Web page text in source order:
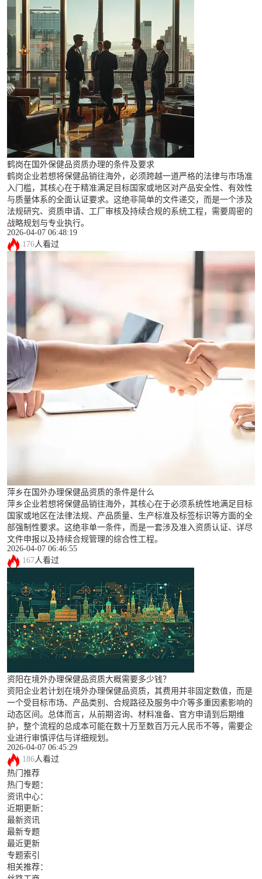
鹤岗在国外保健品资质办理的条件及要求
鹤岗企业若想将保健品销往海外，必须跨越一道严格的法律与市场准
入门槛，其核心在于精准满足目标国家或地区对产品安全性、有效性
与质量体系的全面认证要求。这绝非简单的文件递交，而是一个涉及
法规研究、资质申请、工厂审核及持续合规的系统工程，需要周密的
战略规划与专业执行。
2026-04-07 06:48:19
176人看过
萍乡在国外办理保健品资质的条件是什么
萍乡企业若想将保健品销往海外，其核心在于必须系统性地满足目标
国家或地区在法律法规、产品质量、生产标准及标签标识等方面的全
部强制性要求。这绝非单一条件，而是一套涉及准入资质认证、详尽
文件申报以及持续合规管理的综合性工程。
2026-04-07 06:46:55
167人看过
资阳在境外办理保健品资质大概需要多少钱？
资阳企业若计划在境外办理保健品资质，其费用并非固定数值，而是
一个受目标市场、产品类别、合规路径及服务中介等多重因素影响的
动态区间。总体而言，从前期咨询、材料准备、官方申请到后期维
护，整个流程的总成本可能在数十万至数百万元人民币不等，需要企
业进行审慎评估与详细规划。
2026-04-07 06:45:29
186人看过
热门推荐
热门专题：
资讯中心：
近期更新：
最新资讯
最新专题
最近更新
专题索引
相关推荐：